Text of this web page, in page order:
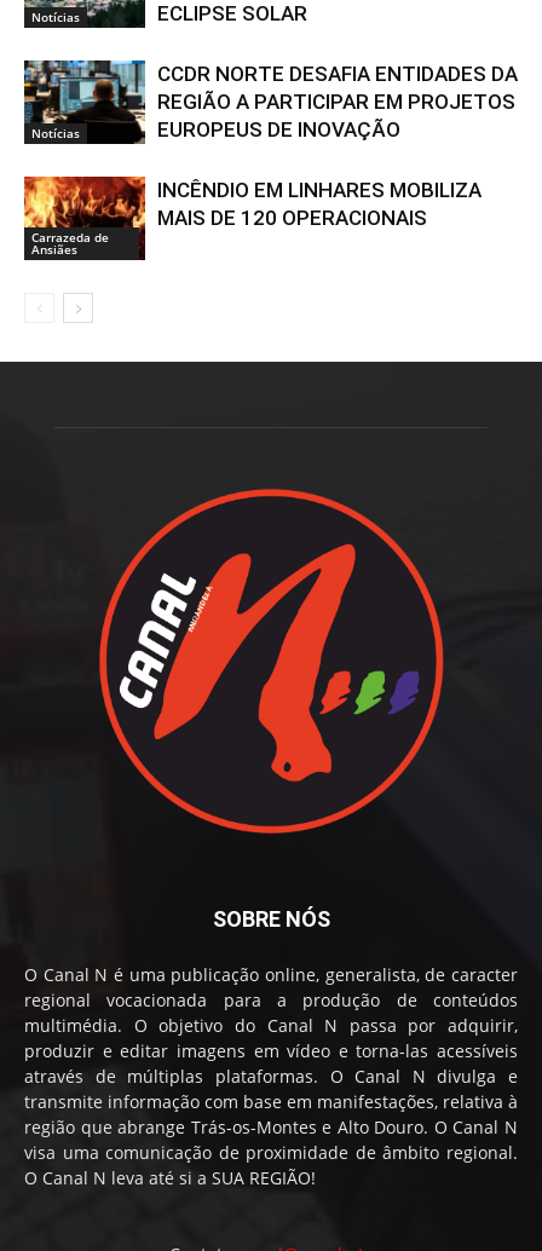
Notícias
ECLIPSE SOLAR
Notícias
CCDR NORTE DESAFIA ENTIDADES DA
REGIÃO A PARTICIPAR EM PROJETOS
EUROPEUS DE INOVAÇÃO
Carrazeda de
Ansiães
INCÊNDIO EM LINHARES MOBILIZA
MAIS DE 120 OPERACIONAIS
SOBRE NÓS
O Canal N é uma publicação online, generalista, de caracter
regional vocacionada para a produção de conteúdos
multimédia. O objetivo do Canal N passa por adquirir,
produzir e editar imagens em vídeo e torna-las acessíveis
através de múltiplas plataformas. O Canal N divulga e
transmite informação com base em manifestações, relativa à
região que abrange Trás-os-Montes e Alto Douro. O Canal N
visa uma comunicação de proximidade de âmbito regional.
O Canal N leva até si a SUA REGIÃO!